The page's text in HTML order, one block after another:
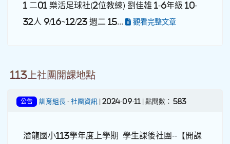
1 二01 樂活足球社(2位教練) 劉佳雄 1-6年級 10-
32人 9/16~12/23 週二 15...
觀看完整文章
113上社團開課地點
公告 訓育組長- 社團資訊 | 2024-09-11 | 點閱數： 583
潛龍國小113學年度上學期 學生課後社團--【開課